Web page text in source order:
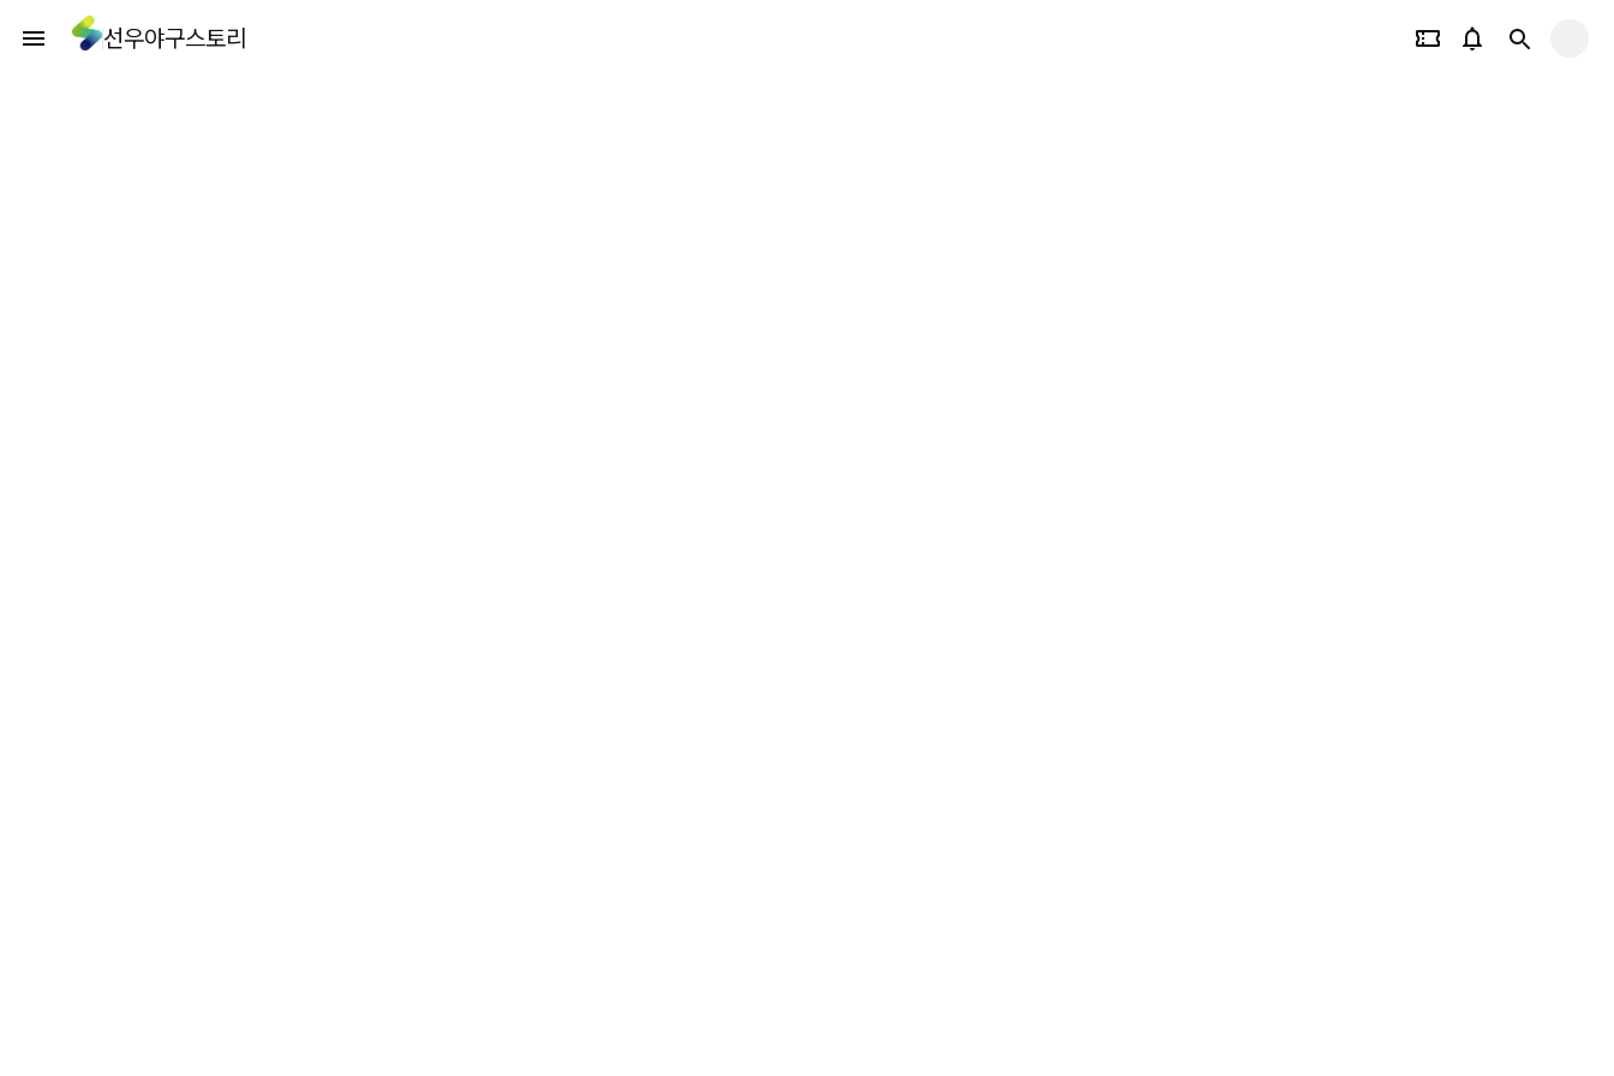
선우야구스토리